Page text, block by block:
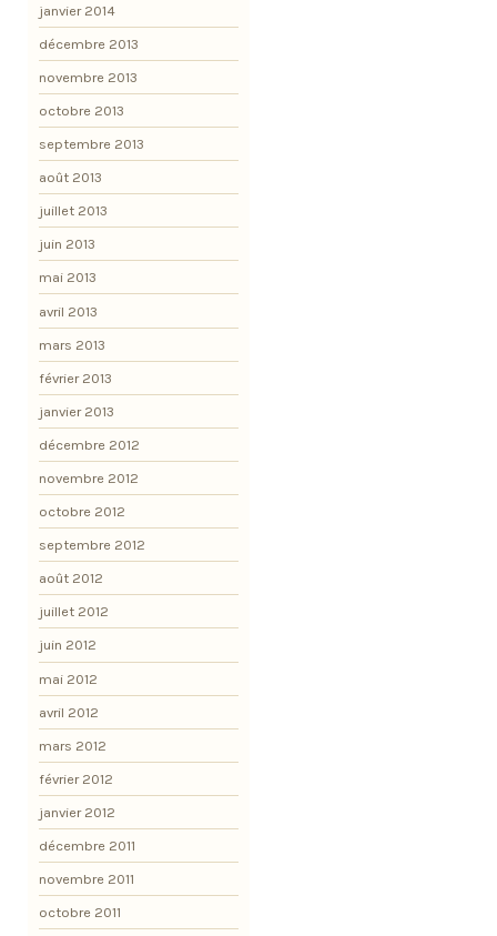
janvier 2014
décembre 2013
novembre 2013
octobre 2013
septembre 2013
août 2013
juillet 2013
juin 2013
mai 2013
avril 2013
mars 2013
février 2013
janvier 2013
décembre 2012
novembre 2012
octobre 2012
septembre 2012
août 2012
juillet 2012
juin 2012
mai 2012
avril 2012
mars 2012
février 2012
janvier 2012
décembre 2011
novembre 2011
octobre 2011